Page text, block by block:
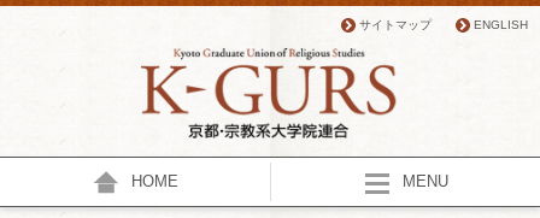
サイトマップ ENGLISH
HOME MENU